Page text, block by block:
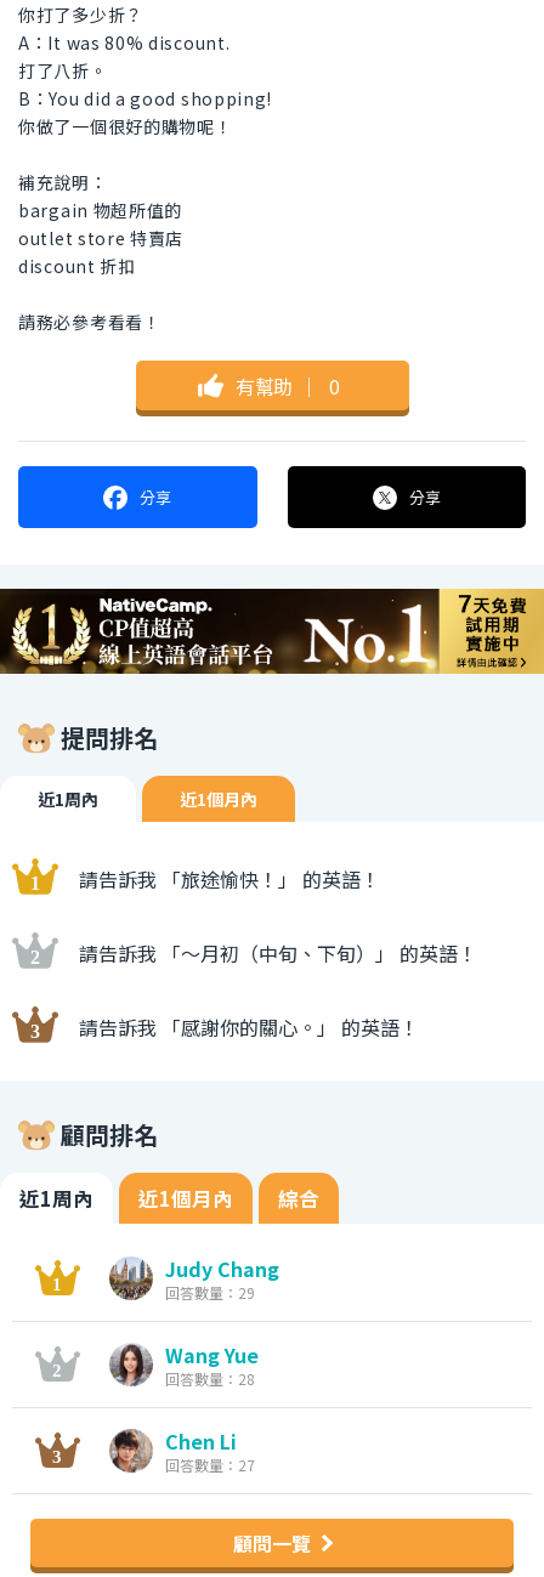
你打了多少折？
A：It was 80% discount.
打了八折。
B：You did a good shopping!
你做了一個很好的購物呢！
補充說明：
bargain 物超所值的
outlet store 特賣店
discount 折扣
請務必參考看看！
有幫助 ｜ 0
分享 分享
提問排名
近1周內 近1個月內
請告訴我 「旅途愉快！」 的英語！
請告訴我 「〜月初（中旬、下旬）」 的英語！
請告訴我 「感謝你的關心。」 的英語！
顧問排名
近1周內 近1個月內 綜合
Judy Chang
回答數量：29
Wang Yue
回答數量：28
Chen Li
回答數量：27
顧問一覽